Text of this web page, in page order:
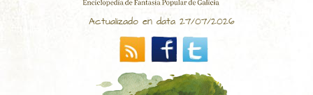
Actualizado en data 27/07/2026